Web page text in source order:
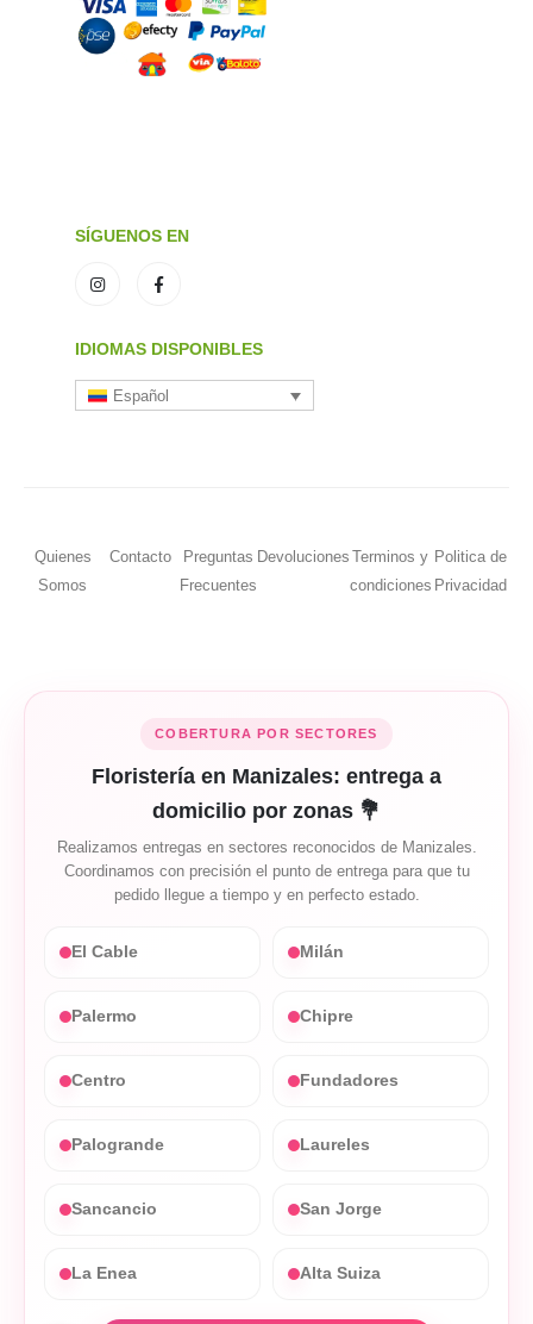
SÍGUENOS EN
IDIOMAS DISPONIBLES
Español
Quienes
Somos
Contacto
Preguntas
Frecuentes
Devoluciones Terminos y
condiciones
Politica de
Privacidad
COBERTURA POR SECTORES
Floristería en Manizales: entrega a
domicilio por zonas 💐
Realizamos entregas en sectores reconocidos de Manizales.
Coordinamos con precisión el punto de entrega para que tu
pedido llegue a tiempo y en perfecto estado.
El Cable Milán
Palermo Chipre
Centro Fundadores
Palogrande Laureles
Sancancio San Jorge
La Enea Alta Suiza